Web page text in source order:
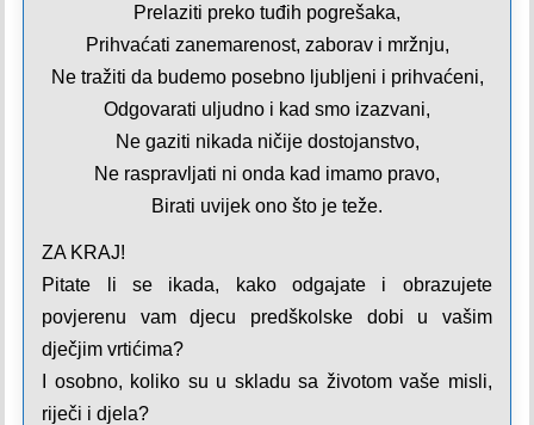
Prelaziti preko tuđih pogrešaka,
Prihvaćati zanemarenost, zaborav i mržnju,
Ne tražiti da budemo posebno ljubljeni i prihvaćeni,
Odgovarati uljudno i kad smo izazvani,
Ne gaziti nikada ničije dostojanstvo,
Ne raspravljati ni onda kad imamo pravo,
Birati uvijek ono što je teže.
ZA KRAJ!
Pitate li se ikada, kako odgajate i obrazujete
povjerenu vam djecu predškolske dobi u vašim
dječjim vrtićima?
I osobno, koliko su u skladu sa životom vaše misli,
riječi i djela?